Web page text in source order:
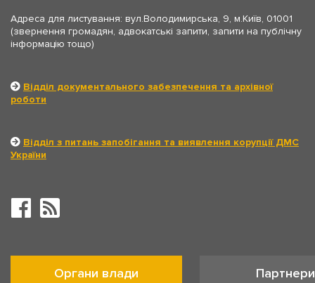
Адреса для листування: вул.Володимирська, 9, м.Київ, 01001
(звернення громадян, адвокатські запити, запити на публічну
інформацію тощо)
Відділ документального забезпечення та архівної
роботи
Відділ з питань запобігання та виявлення корупції ДМС
України
Органи влади Партнери